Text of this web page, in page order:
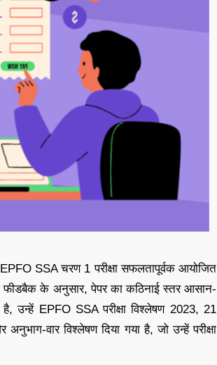
SSA चरण 1 परीक्षा सफलतापूर्वक आयोजित
फीडबैक के अनुसार, पेपर का कठिनाई स्तर आसान-
उन्हें EPFO SSA परीक्षा विश्लेषण 2023, 21
वार विश्लेषण दिया गया है, जो उन्हें परीक्षा